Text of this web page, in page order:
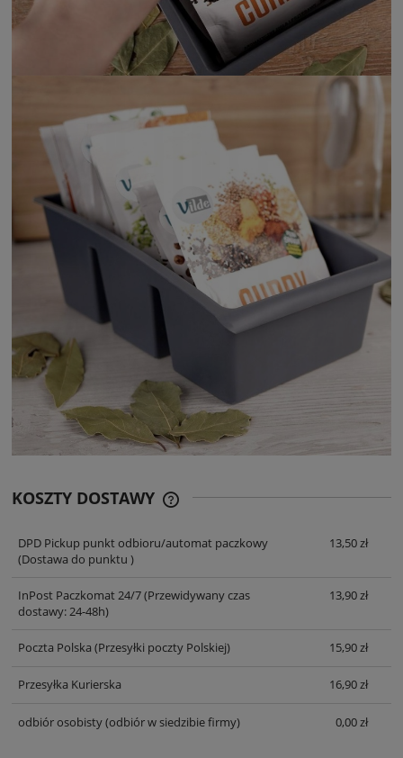
KOSZTY DOSTAWY
DPD Pickup punkt odbioru/automat paczkowy
(Dostawa do punktu )
13,50 zł
InPost Paczkomat 24/7(Przewidywany czas
dostawy: 24-48h)
13,90 zł
Poczta Polska (Przesyłki poczty Polskiej) 15,90 zł
Przesyłka Kurierska 16,90 zł
odbiór osobisty(odbiór w siedzibie firmy) 0,00 zł